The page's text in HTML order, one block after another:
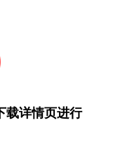
载详情页进行